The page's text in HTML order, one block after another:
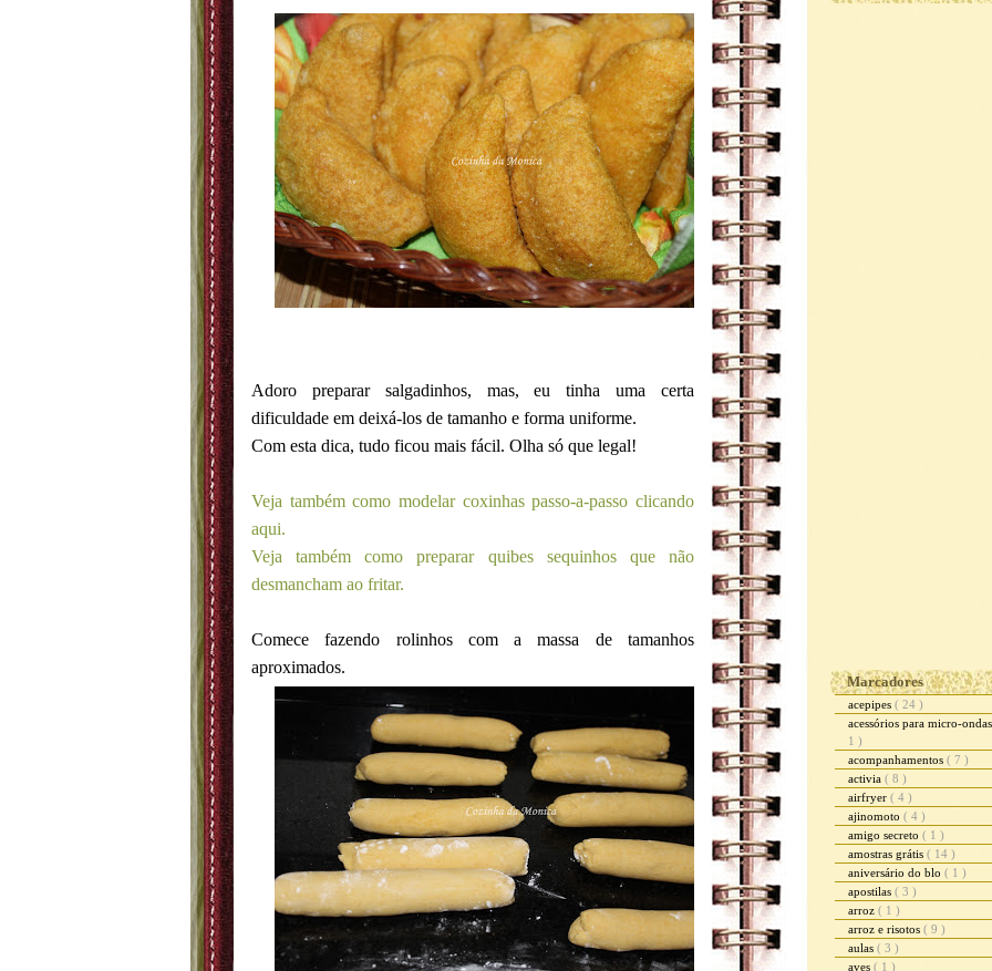
Adoro preparar salgadinhos, mas, eu tinha uma certa
dificuldade em deixá-los de tamanho e forma uniforme.
Com esta dica, tudo ficou mais fácil. Olha só que legal!
Veja também como modelar coxinhas passo-a-passo clicando
aqui.
Veja também como preparar quibes sequinhos que não
desmancham ao fritar.
Comece fazendo rolinhos com a massa de tamanhos
aproximados.
Marcadores
acepipes ( 24 )
acessórios para micro-
1 )
acompanhamentos ( 7 )
activia ( 8 )
airfryer ( 4 )
ajinomoto ( 4 )
amigo secreto ( 1 )
amostras grátis ( 14 )
aniversário do blo ( 1 )
apostilas ( 3 )
arroz ( 1 )
arroz e risotos ( 9 )
aulas ( 3 )
aves ( 1 )